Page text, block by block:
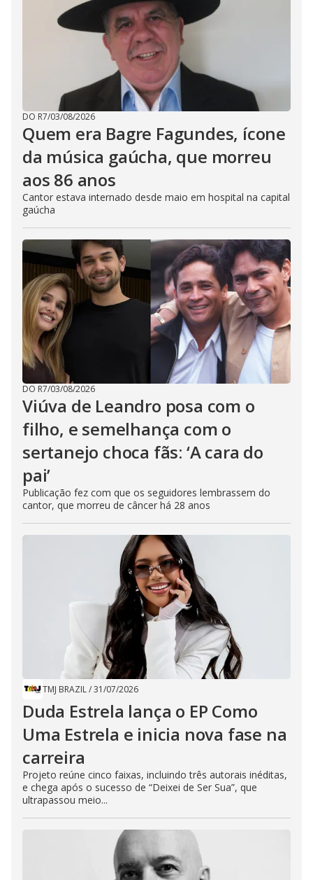
DO R7/03/08/2026
Quem era Bagre Fagundes, ícone
da música gaúcha, que morreu
aos 86 anos
Cantor estava internado desde maio em hospital na capital
gaúcha
DO R7/03/08/2026
Viúva de Leandro posa com o
filho, e semelhança com o
sertanejo choca fãs: ‘A cara do
pai’
Publicação fez com que os seguidores lembrassem do
cantor, que morreu de câncer há 28 anos
TMJ BRAZIL/31/07/2026
Duda Estrela lança o EP Como
Uma Estrela e inicia nova fase na
carreira
Projeto reúne cinco faixas, incluindo três autorais inéditas,
e chega após o sucesso de “Deixei de Ser Sua”, que
ultrapassou meio...